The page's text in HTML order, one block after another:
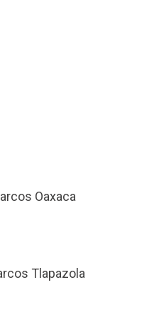
Oaxaca
Tlapazola